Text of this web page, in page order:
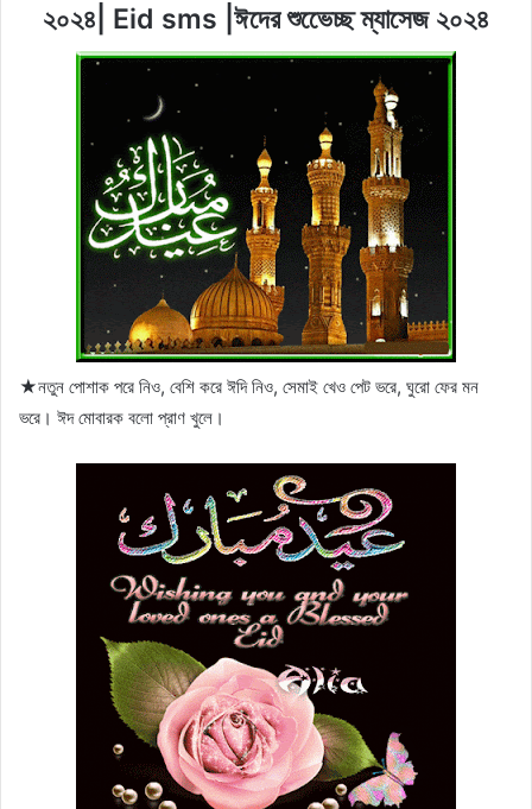
২০২৪| Eid sms |ঈদের শুভেেচ্ছ ম্যাসেজ ২০২৪
★নতুন পোশাক পরে নিও, বেশি করে ঈদি নিও, সেমাই খেও পেট ভরে, ঘুরো ফের মন
ভরে। ঈদ মোবারক বলো প্রাণ খুলে।